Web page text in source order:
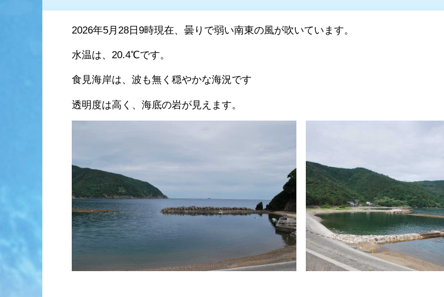
2026年5月28日9時現在、曇りで弱い南東の風が吹いています。
水温は、20.4℃です。
食見海岸は、波も無く穏やかな海況です
透明度は高く、海底の岩が見えます。